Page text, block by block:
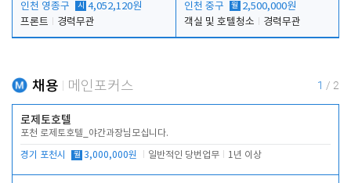
인천 영종구 시 4,052,120원
프론트
경력무관
인천 중구 월 2,500,000원
객실 및 호텔청소
경력무관
채용 메인포커스 1 / 2
로제토호텔
포천 로제토호텔_야간과장님모십니다.
경기 포천시 월 3,000,000원 일반적인 당번업무 1년 이상